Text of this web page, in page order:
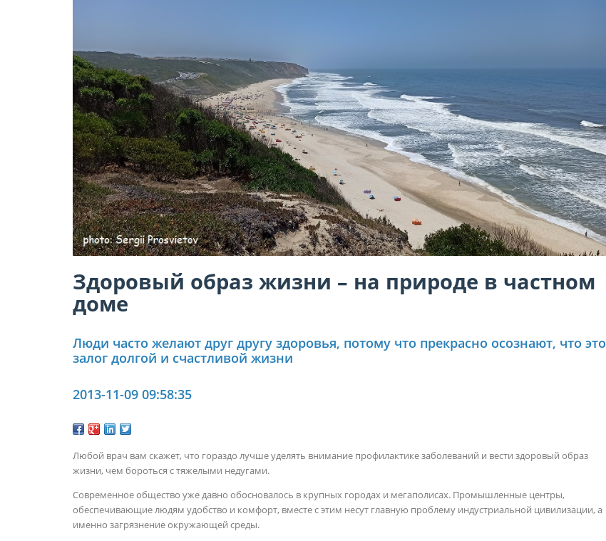
Здоровый образ жизни – на природе в частном
доме
Люди часто желают друг другу здоровья, потому что прекрасно осознают, что это
залог долгой и счастливой жизни
2013-11-09 09:58:35
Любой врач вам скажет, что гораздо лучше уделять внимание профилактике заболеваний и вести здоровый образ
жизни, чем бороться с тяжелыми недугами.
Современное общество уже давно обосновалось в крупных городах и мегаполисах. Промышленные центры,
обеспечивающие людям удобство и комфорт, вместе с этим несут главную проблему индустриальной цивилизации, а
именно загрязнение окружающей среды.